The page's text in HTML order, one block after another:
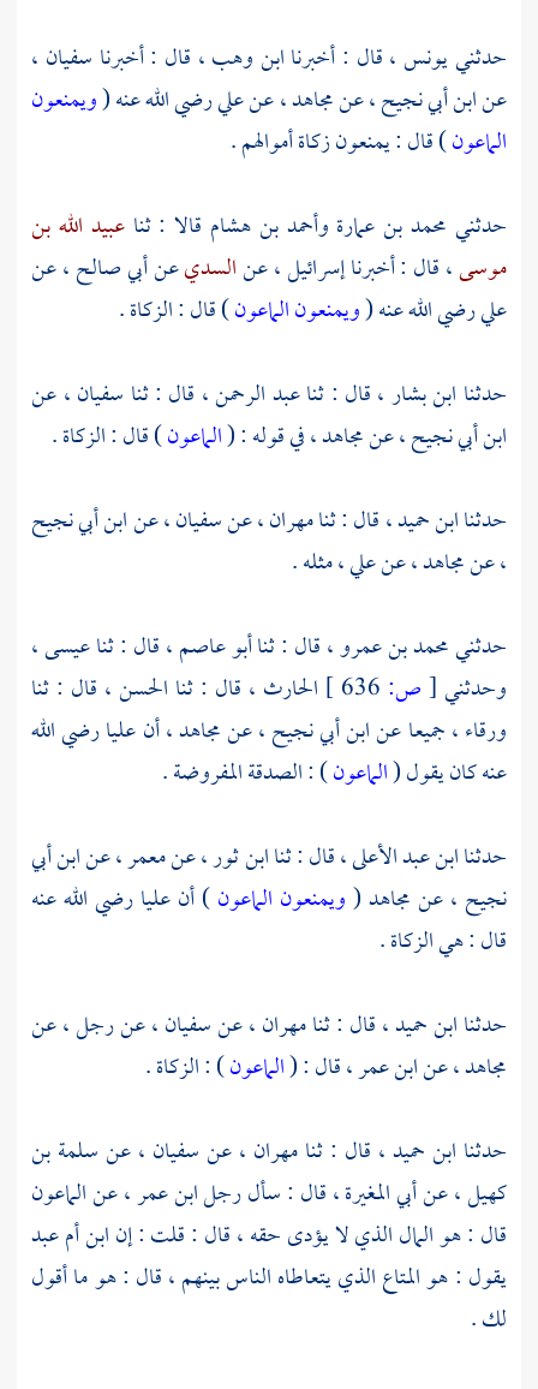
حدثنييونس ،قال : أخبرناابن وهب ، قال : أخبرنا سفيان ،
عنابن أبي نجيح ،عنمجاهد، عنعليرضي الله عنه (ويمنعون
الماعون) قال : يمنعون زكاة أموالهم .
حدثني محمد بن عمارة وأحمد بن هشام قالا : ثناعبيد الله بن
موسى، قال :أخبرنا إسرائيل، عنالسديعنأبي صالح، عن
عليرضي الله عنه (ويمنعون الماعون) قال : الزكاة .
حدثنا ابن بشار، قال : ثناعبد الرحمن، قال : ثنا سفيان ،عن
ابن أبي نجيح ،عنمجاهد، في قوله : (الماعون) قال : الزكاة .
حدثناابن حميد ،قال : ثنامهران ،عنسفيان ،عنابن أبي نجيح
،عنمجاهد، عنعلي، مثله .
حدثنيمحمد بن عمرو، قال : ثناأبو عاصم ،قال : ثناعيسى ،
وحدثني[ص: الحارث ، قال : ثنا الحسن، قال : ثنا
ورقاء ،جميعا عنابن أبي نجيح ،عنمجاهد، أنعليارضي الله
عنه كان يقول (الماعون) : الصدقة المفروضة .
حدثناابن عبد الأعلى، قال : ثناابن ثور، عنمعمر، عنابن أبي
نجيح ،عنمجاهد(ويمنعون الماعون) أنعليارضي الله عنه
قال : هي الزكاة .
حدثناابن حميد ،قال : ثنامهران ،عنسفيان ،عن رجل ، عن
مجاهد، عنابن عمر، قال : (الماعون) : الزكاة .
حدثنا ابن حميد ، قال : ثنامهران ،عنسفيان ،عنسلمة بن
كهيل، عنأبي المغيرة، قال : سأل رجلابن عمر ،عن الماعون
قال : هو المال الذي لا يؤدى حقه ، قال : قلت : إنابن أم عبد
يقول : هو المتاع الذي يتعاطاه الناس بينهم ، قال : هو ما أقول
لك .